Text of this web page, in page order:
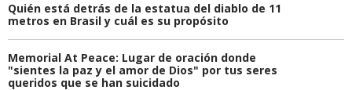
Quién está detrás de la estatua del diablo de 11
metros en Brasil y cuál es su propósito
Memorial At Peace: Lugar de oración donde
"sientes la paz y el amor de Dios" por tus seres
queridos que se han suicidado